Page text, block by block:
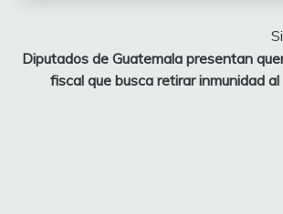
Diputados de Guatemala presentan
fiscal que busca retirar inmunidad